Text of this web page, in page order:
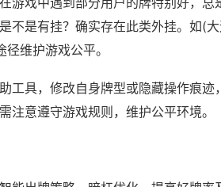
不是有挂？确实存在此类外挂。如(
维护游戏公平。
工具，修改自身牌型或隐藏操作痕迹
注意遵守游戏规则，维护公平环境。